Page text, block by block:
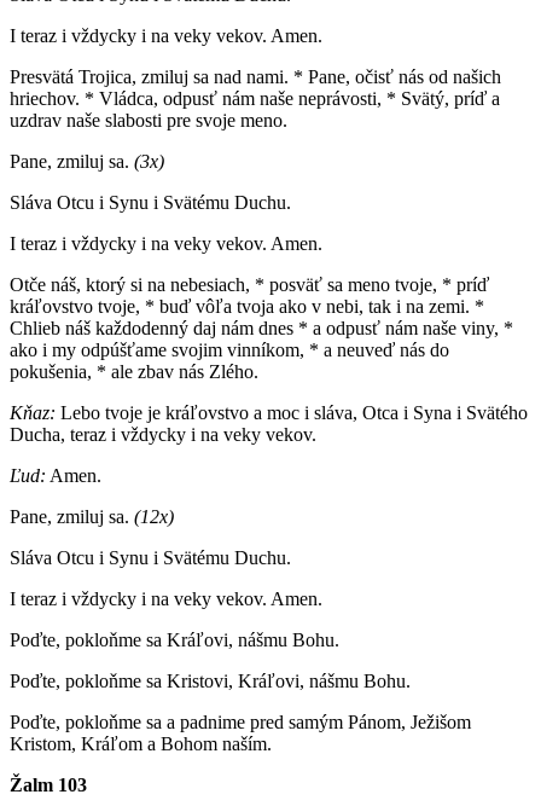
I teraz i vždycky i na veky vekov. Amen.
Presvätá Trojica, zmiluj sa nad nami. * Pane, očisť nás od našich
hriechov. * Vládca, odpusť nám naše neprávosti, * Svätý, príď a
uzdrav naše slabosti pre svoje meno.
Pane, zmiluj sa. (3x)
Sláva Otcu i Synu i Svätému Duchu.
I teraz i vždycky i na veky vekov. Amen.
Otče náš, ktorý si na nebesiach, * posväť sa meno tvoje, * príď
kráľovstvo tvoje, * buď vôľa tvoja ako v nebi, tak i na zemi. *
Chlieb náš každodenný daj nám dnes * a odpusť nám naše viny, *
ako i my odpúšťame svojim vinníkom, * a neuveď nás do
pokušenia, * ale zbav nás Zlého.
Kňaz: Lebo tvoje je kráľovstvo a moc i sláva, Otca i Syna i Svätého
Ducha, teraz i vždycky i na veky vekov.
Ľud: Amen.
Pane, zmiluj sa. (12x)
Sláva Otcu i Synu i Svätému Duchu.
I teraz i vždycky i na veky vekov. Amen.
Poďte, pokloňme sa Kráľovi, nášmu Bohu.
Poďte, pokloňme sa Kristovi, Kráľovi, nášmu Bohu.
Poďte, pokloňme sa a padnime pred samým Pánom, Ježišom
Kristom, Kráľom a Bohom naším.
Žalm 103